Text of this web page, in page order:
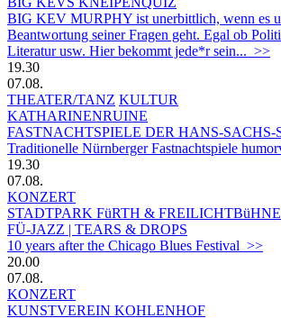
BIG KEV MURPHY ist unerbittlich, wenn es
Beantwortung seiner Fragen geht. Egal ob
Literatur usw. Hier bekommt jede*r sein... >>
19.30
07.08.
THEATER/TANZ KULTUR
KATHARINENRUINE
FASTNACHTSPIELE DER HANS-SACHS-
Traditionelle Nürnberger Fastnachtspiele
19.30
07.08.
KONZERT
STADTPARK FüRTH & FREILICHTBüHNE
FÜ-JAZZ | TEARS & DROPS
10 years after the Chicago Blues Festival >>
20.00
07.08.
KONZERT
KUNSTVEREIN KOHLENHOF